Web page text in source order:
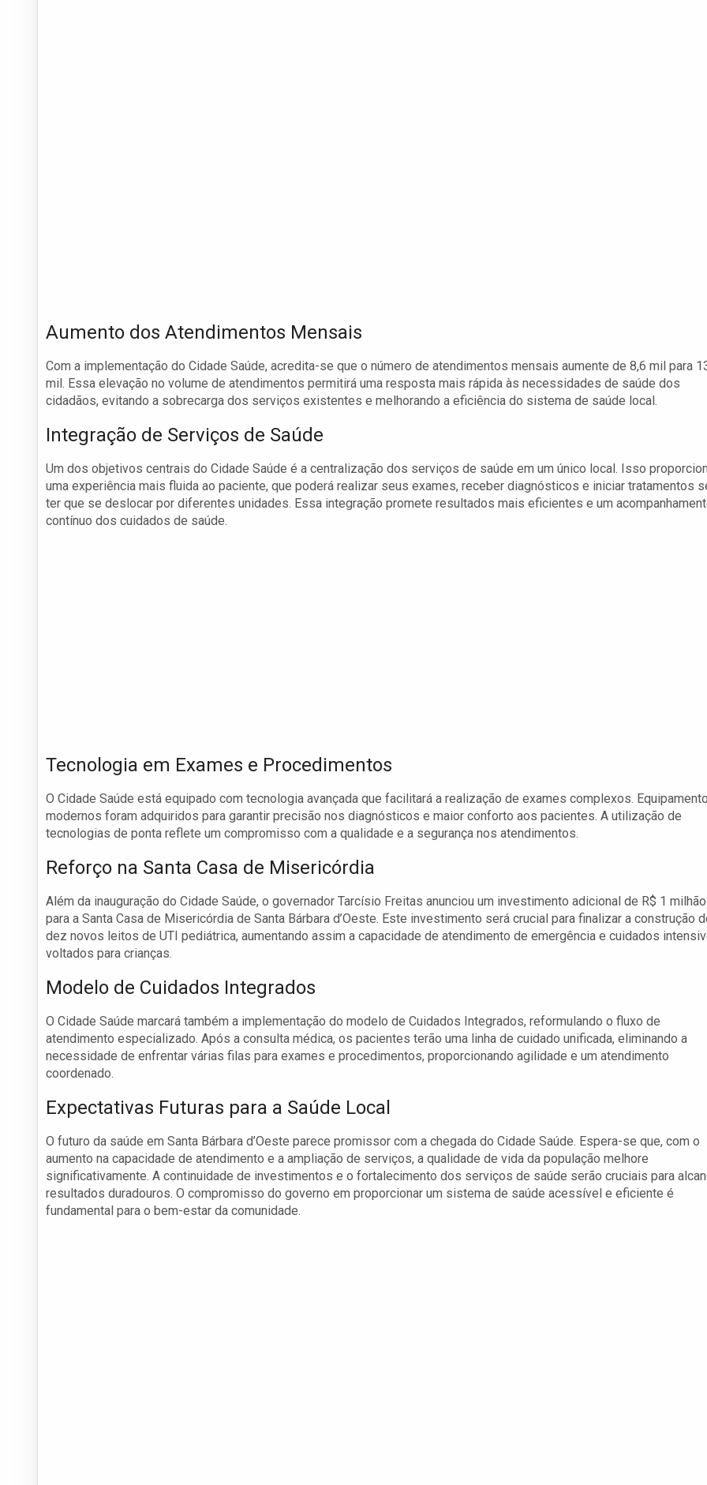
Aumento dos Atendimentos Mensais
Com a implementação do Cidade Saúde, acredita-se que o número de atendimentos mensais aumente de 8,6 mil para
mil. Essa elevação no volume de atendimentos permitirá uma resposta mais rápida às necessidades de saúde dos
cidadãos, evitando a sobrecarga dos serviços existentes e melhorando a eficiência do sistema de saúde local.
Integração de Serviços de Saúde
Um dos objetivos centrais do Cidade Saúde é a centralização dos serviços de saúde em um único local. Isso
uma experiência mais fluida ao paciente, que poderá realizar seus exames, receber diagnósticos e iniciar tratamentos
ter que se deslocar por diferentes unidades. Essa integração promete resultados mais eficientes e um
contínuo dos cuidados de saúde.
Tecnologia em Exames e Procedimentos
O Cidade Saúde está equipado com tecnologia avançada que facilitará a realização de exames complexos.
modernos foram adquiridos para garantir precisão nos diagnósticos e maior conforto aos pacientes. A utilização de
tecnologias de ponta reflete um compromisso com a qualidade e a segurança nos atendimentos.
Reforço na Santa Casa de Misericórdia
Além da inauguração do Cidade Saúde, o governador Tarcísio Freitas anunciou um investimento adicional de R$ 1 milhão
para a Santa Casa de Misericórdia de Santa Bárbara d’Oeste. Este investimento será crucial para finalizar a construção
dez novos leitos de UTI pediátrica, aumentando assim a capacidade de atendimento de emergência e cuidados
voltados para crianças.
Modelo de Cuidados Integrados
O Cidade Saúde marcará também a implementação do modelo de Cuidados Integrados, reformulando o fluxo de
atendimento especializado. Após a consulta médica, os pacientes terão uma linha de cuidado unificada, eliminando a
necessidade de enfrentar várias filas para exames e procedimentos, proporcionando agilidade e um atendimento
coordenado.
Expectativas Futuras para a Saúde Local
O futuro da saúde em Santa Bárbara d’Oeste parece promissor com a chegada do Cidade Saúde. Espera-se que, com o
aumento na capacidade de atendimento e a ampliação de serviços, a qualidade de vida da população melhore
significativamente. A continuidade de investimentos e o fortalecimento dos serviços de saúde serão cruciais para
resultados duradouros. O compromisso do governo em proporcionar um sistema de saúde acessível e eficiente é
fundamental para o bem-estar da comunidade.